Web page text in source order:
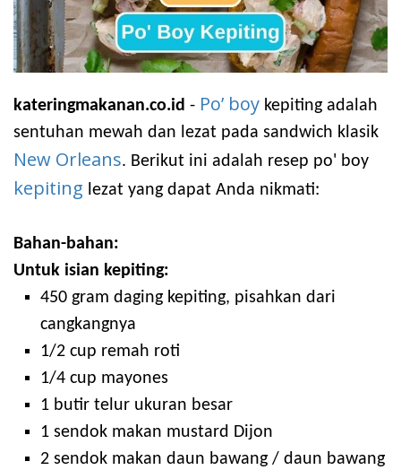
kateringmakanan.co.id - Po’ boy kepiting adalah
sentuhan mewah dan lezat pada sandwich klasik
New Orleans. Berikut ini adalah resep po' boy
kepiting lezat yang dapat Anda nikmati:
Bahan-bahan:
Untuk isian kepiting:
450 gram daging kepiting, pisahkan dari
cangkangnya
1/2 cup remah roti
1/4 cup mayones
1 butir telur ukuran besar
1 sendok makan mustard Dijon
2 sendok makan daun bawang / daun bawang